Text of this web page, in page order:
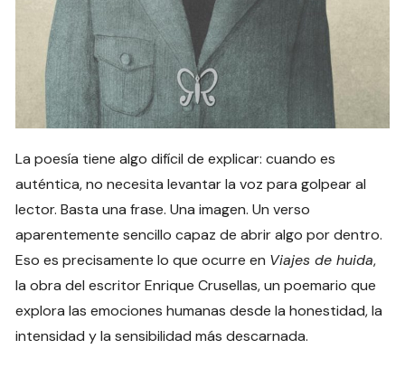
La poesía tiene algo difícil de explicar: cuando es
auténtica, no necesita levantar la voz para golpear al
lector. Basta una frase. Una imagen. Un verso
aparentemente sencillo capaz de abrir algo por dentro.
Eso es precisamente lo que ocurre en Viajes de huida,
la obra del escritor Enrique Crusellas, un poemario que
explora las emociones humanas desde la honestidad, la
intensidad y la sensibilidad más descarnada.